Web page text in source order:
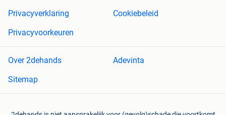
Privacyverklaring
Cookiebeleid
Privacyvoorkeuren
Over 2dehands
Adevinta
Sitemap